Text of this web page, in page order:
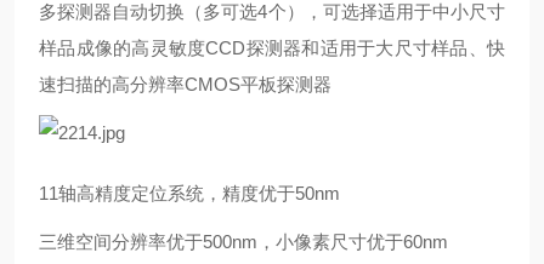
多探测器自动切换（多可选4个），可选择适用于中小尺寸
样品成像的高灵敏度CCD探测器和适用于大尺寸样品、快
速扫描的高分辨率CMOS平板探测器
11轴高精度定位系统，精度优于50nm
三维空间分辨率优于500nm，小像素尺寸优于60nm